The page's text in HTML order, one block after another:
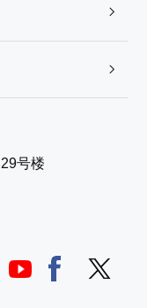


号楼